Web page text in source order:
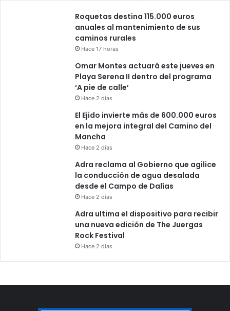
Roquetas destina 115.000 euros
anuales al mantenimiento de sus
caminos rurales
Hace 17 horas
Omar Montes actuará este jueves en
Playa Serena II dentro del programa
‘A pie de calle’
Hace 2 días
El Ejido invierte más de 600.000 euros
en la mejora integral del Camino del
Mancha
Hace 2 días
Adra reclama al Gobierno que agilice
la conducción de agua desalada
desde el Campo de Dalías
Hace 2 días
Adra ultima el dispositivo para recibir
una nueva edición de The Juergas
Rock Festival
Hace 2 días